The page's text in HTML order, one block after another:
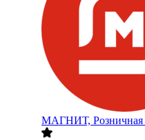
МАГНИТ, Розничная